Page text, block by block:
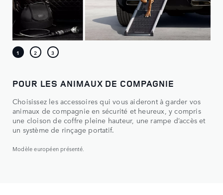
POUR LES ANIMAUX DE COMPAGNIE
Choisissez les accessoires qui vous aideront à garder vos
animaux de compagnie en sécurité et heureux, y compris
une cloison de coffre pleine hauteur, une rampe d’accès et
un système de rinçage portatif.
Modèle européen présenté.